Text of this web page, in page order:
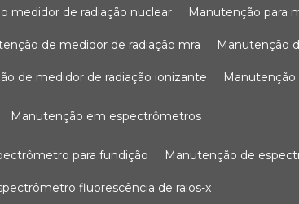
medidor de radiação nuclear manutenção
de medidor de radiação mra
de medidor de radiação ionizante
manutenção em espectrômetros
para fundição manutenção de
fluorescência de raios-x